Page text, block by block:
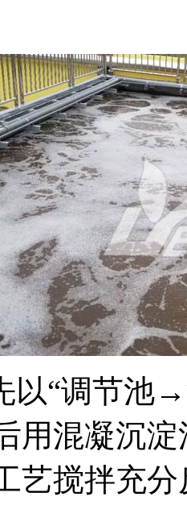
以“调节池
用混凝沉
艺搅拌充